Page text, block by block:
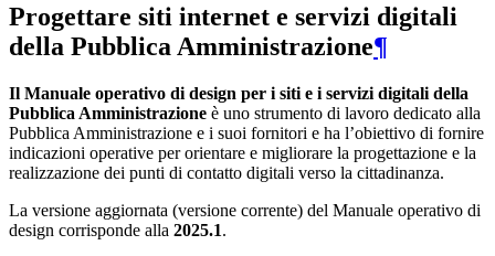
Progettare siti internet e servizi digitali
della Pubblica Amministrazione¶
Il Manuale operativo di design per i siti e i servizi digitali della
Pubblica Amministrazione è uno strumento di lavoro dedicato alla
Pubblica Amministrazione e i suoi fornitori e ha l’obiettivo di fornire
indicazioni operative per orientare e migliorare la progettazione e la
realizzazione dei punti di contatto digitali verso la cittadinanza.
La versione aggiornata (versione corrente) del Manuale operativo di
design corrisponde alla 2025.1.